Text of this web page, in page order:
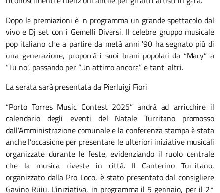
Dopo le premiazioni è in programma un grande spettacolo dal
vivo e Dj set con i Gemelli Diversi. Il celebre gruppo musicale
pop italiano che a partire da metà anni '90 ha segnato più di
una generazione, proporrà i suoi brani popolari da “Mary” a
“Tu no”, passando per “Un attimo ancora” e tanti altri.
La serata sarà presentata da Pierluigi Fiori
“Porto Torres Music Contest 2025” andrà ad arricchire il
calendario degli eventi del Natale Turritano promosso
dall’Amministrazione comunale e la conferenza stampa è stata
anche l’occasione per presentare le ulteriori iniziative musicali
organizzate durante le feste, evidenziando il ruolo centrale
che la musica riveste in città. Il Canterino Turritano,
organizzato dalla Pro Loco, è stato presentato dal consigliere
Gavino Ruiu. L'iniziativa, in programma il 5 gennaio, per il 2°